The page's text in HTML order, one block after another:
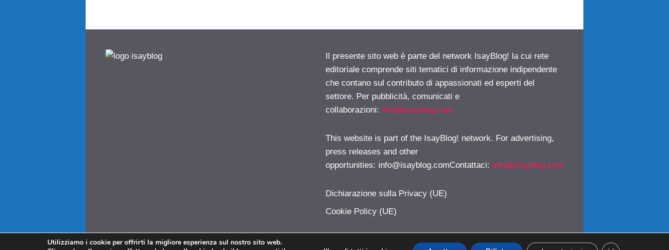
Il presente sito web è parte del network IsayBlog! la cui rete
editoriale comprende siti tematici di informazione indipendente
che contano sul contributo di appassionati ed esperti del
settore. Per pubblicità, comunicati e
collaborazioni: info@isayblog.com
This website is part of the IsayBlog! network. For advertising,
press releases and other
opportunities: info@isayblog.comContattaci: info@isayblog.com
Dichiarazione sulla Privacy (UE)
Cookie Policy (UE)
Utilizziamo i cookie per offrirti la migliore esperienza sul nostro sito web.